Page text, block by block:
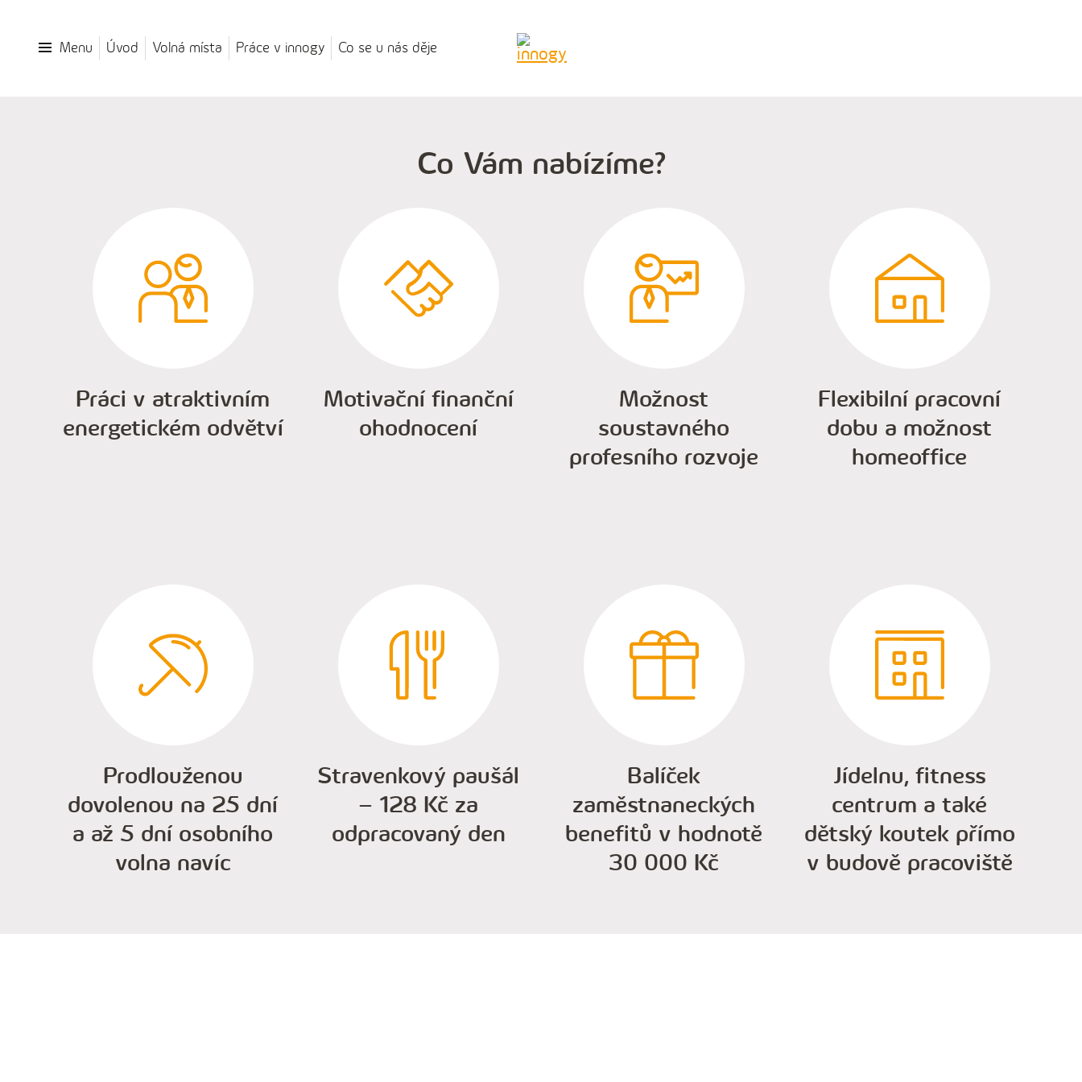
Menu Úvod Volná místa Práce v innogy Co se u nás děje
Co Vám nabízíme?
Práci v atraktivním
energetickém odvětví
Motivační finanční
ohodnocení
Možnost
soustavného
profesního rozvoje
Flexibilní pracovní
dobu a možnost
homeoffice
Prodlouženou
dovolenou na 25 dní
a až 5 dní osobního
volna navíc
Stravenkový paušál
– 128 Kč za
odpracovaný den
Balíček
zaměstnaneckých
benefitů v hodnotě
30 000 Kč
Jídelnu, fitness
centrum a také
dětský koutek přímo
v budově pracoviště